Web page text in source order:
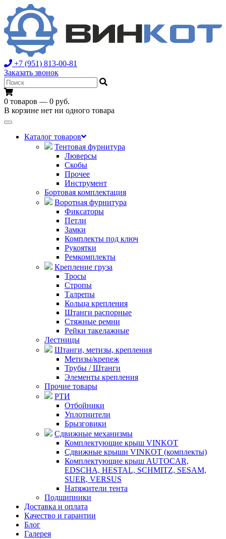
+7 (951) 813-00-81
Заказать звонок
0 товаров — 0 руб.
В корзине нет ни одного товара
Toggle
navigationКаталог товаров
Тентовая фурнитура
Люверсы
Скобы
Прочее
Инструмент
Бортовая комплектация
Воротная фурнитура
Фиксаторы
Петли
Замки
Комплекты под ключ
Рукоятки
Ремкомплекты
Крепление груза
Тросы
Стропы
Талрепы
Кольца крепления
Штанги распорные
Стяжные ремни
Рейки такелажные
Лестницы
Штанги, метизы, крепления
Метизы/крепеж
Трубы / Штанги
Элементы крепления
Прочие товары
РТИ
Отбойники
Уплотнители
Брызговики
Сдвижные механизмы
Комплектующие крыш VINKOT
Сдвижные крыши VINKOT (комплекты)
Комплектующие крыш AUTOCAR,
EDSCHA, HESTAL, SCHMITZ, SESAM,
SUER, VERSUS
Натяжители тента
Подшипники
Доставка и оплата
Качество и гарантии
Блог
Галерея